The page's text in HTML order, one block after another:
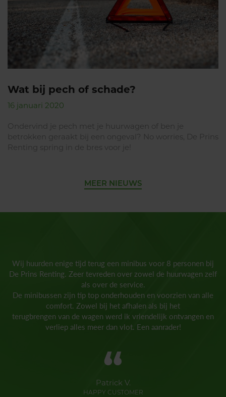
Wat bij pech of schade?
16 januari 2020
Ondervind je pech met je huurwagen of ben je
betrokken geraakt bij een ongeval? No worries, De Prins
Renting spring in de bres voor je!
MEER NIEUWS
Wij huurden enige tijd terug een minibus voor 8 personen bij
De Prins Renting. Zeer tevreden over zowel de huurwagen zelf
als over de service.
De minibussen zijn tip top onderhouden en voorzien van alle
comfort. Zowel bij het afhalen als bij het
terugbrengen van de wagen werd ik vriendelijk ontvangen en
verliep alles meer dan vlot. Een aanrader!
“
Patrick V.
HAPPY CUSTOMER